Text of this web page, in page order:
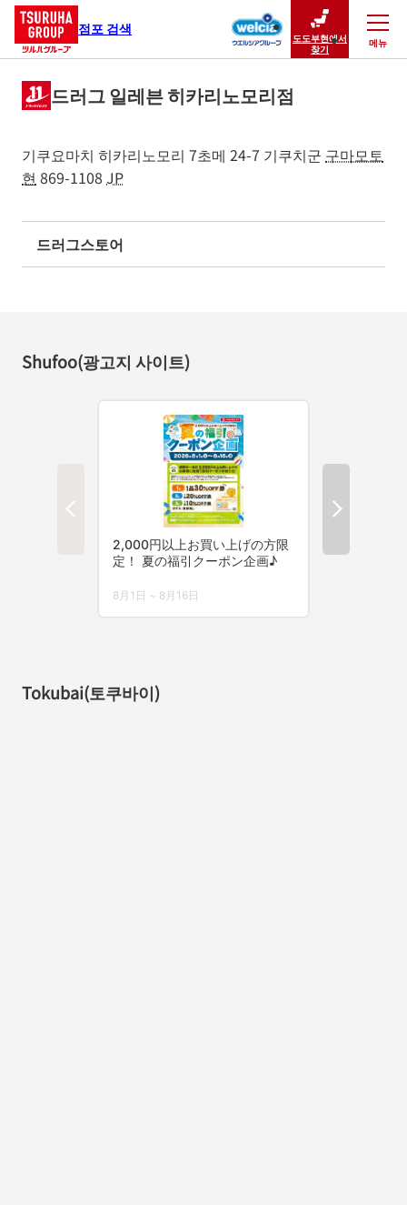
점포 검색
도도부현에서
찾기
메뉴
닫기
드러그 일레븐 히카리노모리점
기쿠요마치 히카리노모리 7초메 24-7 기쿠치군 구마모토
현 869-1108 JP
드러그스토어
Shufoo(광고지 사이트)
Tokubai(토쿠바이)